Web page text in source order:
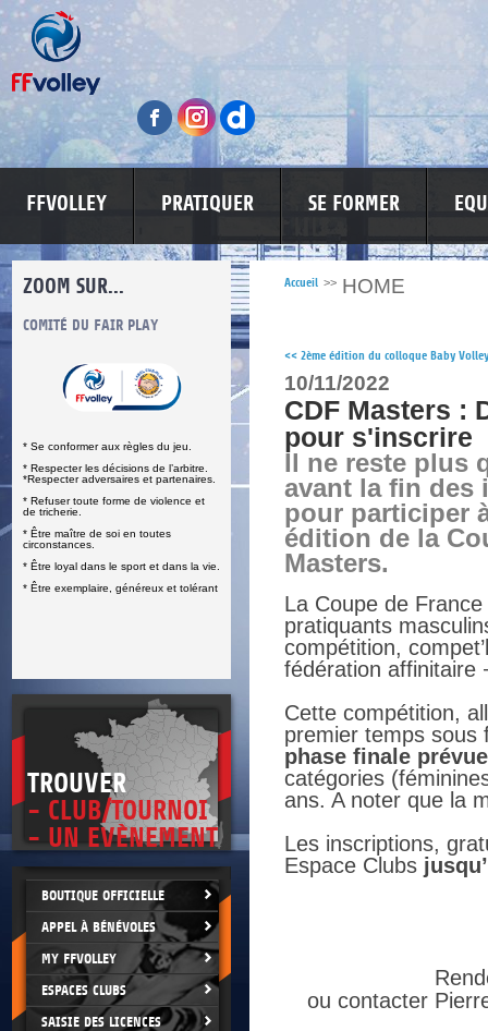
FFVOLLEY PRATIQUER SE FORMER
ZOOM SUR...
COMITÉ DU FAIR PLAY
* Se conformer aux règles du jeu.
* Respecter les décisions de l’arbitre.
*Respecter adversaires et partenaires.
* Refuser toute forme de violence et
de tricherie.
* Être maître de soi en toutes
circonstances.
* Être loyal dans le sport et dans la vie.
* Être exemplaire, généreux et tolérant
LUTTE CONTRE LES VIOLENCES
TROUVER
- CLUB/TOURNOI
- UN EVÈNEMENT
BOUTIQUE OFFICIELLE
APPEL À BÉNÉVOLES
MY FFVOLLEY
ESPACES CLUBS
SAISIE DES LICENCES
Accueil >> HOME
<< 2ème édition du colloque Baby Volley
10/11/2022
CDF Masters :
pour s'inscrire
Il ne reste plus
avant la fin des
pour participer
édition de la
Masters.
La Coupe de
pratiquants
compétition,
fédération affinitaire
Cette compétition,
premier temps sous
phase finale
catégories
ans. A noter que la
Les inscriptions,
Espace Clubs
ou contacter